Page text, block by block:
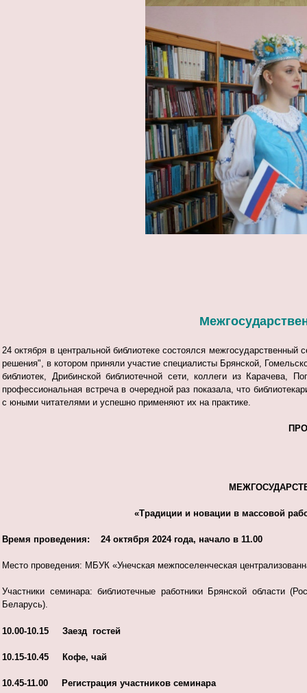
24 октября в центральной библиотеке состоялся
решения", в котором приняли участие специалисты Брянской,
библиотек, Дрибинской библиотечной сети, коллеги из
профессиональная встреча в очередной раз показала, что
с юными читателями и успешно применяют их на практике.
«Традиции и новации в массовой
Время проведения: 24 октября 2024 года, начало в 11.00
Место проведения: МБУК «Унечская межпоселенческая
Участники семинара: библиотечные работники Брянской области
Беларусь).
10.00-10.15 Заезд гостей
10.15-10.45 Кофе, чай
10.45-11.00 Регистрация участников семинара